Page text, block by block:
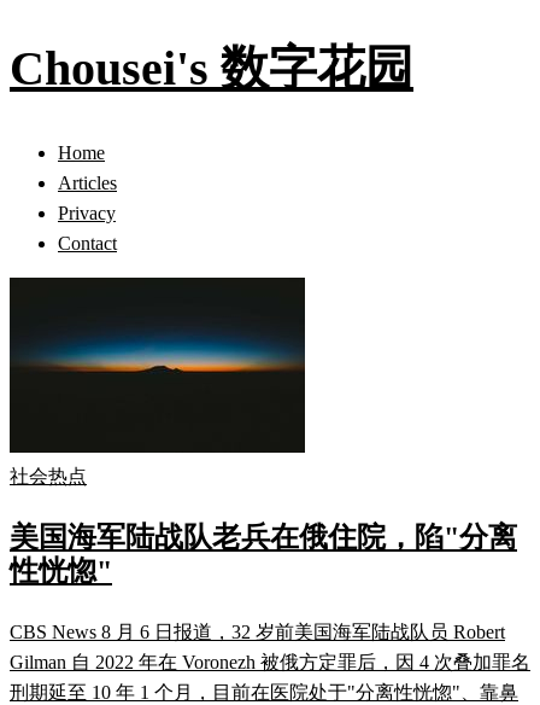
Chousei's 数字花园
Home
Articles
Privacy
Contact
社会热点
美国海军陆战队老兵在俄住院，陷"分离
性恍惚"
CBS News 8 月 6 日报道，32 岁前美国海军陆战队员 Robert
Gilman 自 2022 年在 Voronezh 被俄方定罪后，因 4 次叠加罪名
刑期延至 10 年 1 个月，目前在医院处于"分离性恍惚"、靠鼻